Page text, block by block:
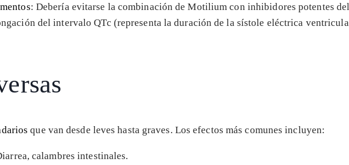
: Debería evitarse la combinación de Motilium con inhibidores potentes
del intervalo QTc (representa la duración de la sístole eléctrica
que van desde leves hasta graves. Los efectos más comunes incluyen:
calambres intestinales.